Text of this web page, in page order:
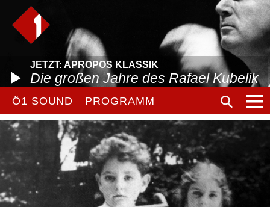
JETZT: APROPOS KLASSIK
Die großen Jahre des Rafael Kubelik
Ö1 SOUND PROGRAMM